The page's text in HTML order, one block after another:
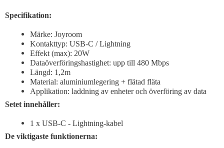
Specifikation:
Märke: Joyroom
Kontakttyp: USB-C / Lightning
Effekt (max): 20W
Dataöverföringshastighet: upp till 480 Mbps
Längd: 1,2m
Material: aluminiumlegering + flätad fläta
Applikation: laddning av enheter och överföring av data
Setet innehåller:
1 x USB-C - Lightning-kabel
De viktigaste funktionerna: